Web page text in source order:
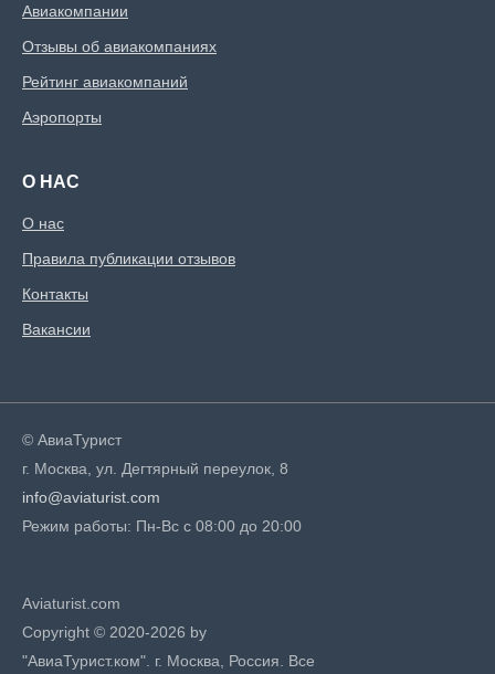
Авиакомпании
Отзывы об авиакомпаниях
Рейтинг авиакомпаний
Аэропорты
О НАС
О нас
Правила публикации отзывов
Контакты
Вакансии
© АвиаТурист
г. Москва, ул. Дегтярный переулок, 8
info@aviaturist.com
Режим работы: Пн-Вс с 08:00 до 20:00
Aviaturist.com
Copyright © 2020-2026 by
"АвиаТурист.ком". г. Москва, Россия. Все